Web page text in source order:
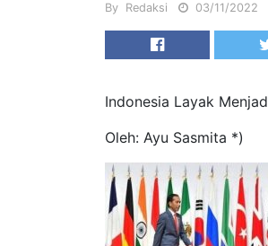
By Redaksi 03/11/2022
Indonesia Layak
Oleh: Ayu Sasmita *)